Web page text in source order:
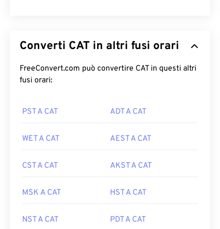
Converti CAT in altri fusi orari
FreeConvert.com può convertire CAT in questi altri
fusi orari:
PST A CAT ADT A CAT
WET A CAT AEST A CAT
CST A CAT AKST A CAT
MSK A CAT HST A CAT
NST A CAT PDT A CAT